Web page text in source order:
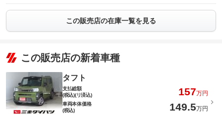
この販売店の在庫一覧を見る
この販売店の新着車種
タフト
支払総額
(税込)(リ済込)
157万円
車両本体価格
(税込)
149.5万円